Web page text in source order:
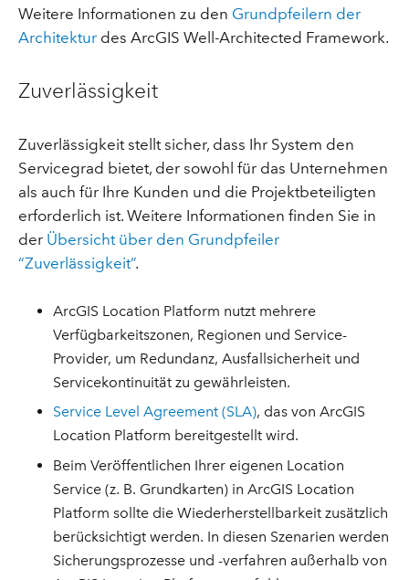
Weitere Informationen zu den Grundpfeilern der
Architekturdes ArcGIS Well-Architected Framework.
Zuverlässigkeit
Zuverlässigkeit stellt sicher, dass Ihr System den
Servicegrad bietet, der sowohl für das Unternehmen
als auch für Ihre Kunden und die Projektbeteiligten
erforderlich ist. Weitere Informationen finden Sie in
der Übersicht über den Grundpfeiler
“Zuverlässigkeit”.
ArcGIS Location Platform nutzt mehrere
Verfügbarkeitszonen, Regionen und Service-
Provider, um Redundanz, Ausfallsicherheit und
Servicekontinuität zu gewährleisten.
Service Level Agreement (SLA), das von ArcGIS
Location Platform bereitgestellt wird.
Beim Veröffentlichen Ihrer eigenen Location
Service (z. B. Grundkarten) in ArcGIS Location
Platform sollte die Wiederherstellbarkeit zusätzlich
berücksichtigt werden. In diesen Szenarien werden
Sicherungsprozesse und -verfahren außerhalb von